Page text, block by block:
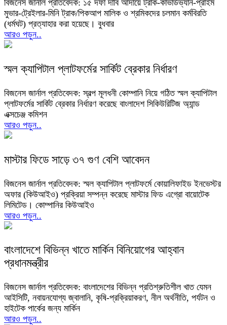
বিজনেস জার্নাল প্রতিবেদক: ১৫ দফা দাবি আদায়ে ট্রাক-কাভার্ডভ্যান-প্রাইম
মুভার-ট্রেইলার-মিনি ট্রাক/পিকআপ মালিক ও শ্রমিকদের চলমান কর্মবিরতি
(ধর্মঘট) প্রত্যাহার করা হয়েছে। বুধবার
আরও পড়ুন..
স্মল ক্যাপিটাল প্লাটফর্মের সার্কিট ব্রেকার নির্ধারণ
বিজনেস জার্নাল প্রতিবেদক: স্বল্প মূলধনী কোম্পানি নিয়ে গঠিত স্মল ক্যাপিটাল
প্লাটফর্মের সার্কিট ব্রেকার নির্ধারণ করেছে বাংলাদেশ সিকিউরিটিজ অ্যান্ড
এক্সচেঞ্জ কমিশন
আরও পড়ুন..
মাস্টার ফিডে সাড়ে ৩৭ গুণ বেশি আবেদন
বিজনেস জার্নাল প্রতিবেদক: স্মল ক্যাপিটাল প্লাটফর্মে কোয়ালিফাইড ইনভেস্টর
অফার (কিউআইও) প্রক্রিয়া সম্পন্ন করেছে মাস্টার ফিড এগ্রো বায়োটেক
লিমিটেড। কোম্পানির কিউআইও
আরও পড়ুন..
বাংলাদেশে বিভিন্ন খাতে মার্কিন বিনিয়োগের আহ্বান
প্রধানমন্ত্রীর
বিজনেস জার্নাল প্রতিবেদক: বাংলাদেশের বিভিন্ন প্রতিশ্রুতিশীল খাত যেমন
আইসিটি, নবায়নযোগ্য জ্বালানি, কৃষি-প্রক্রিয়াকরণ, নীল অর্থনীতি, পর্যটন ও
হাইটেক পার্কের জন্য মার্কিন
আরও পড়ুন..